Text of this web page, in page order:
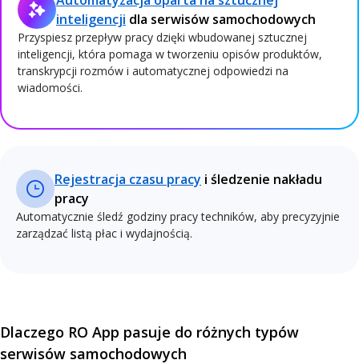
inteligencji dla serwisów samochodowych
Przyspiesz przepływ pracy dzięki wbudowanej sztucznej
inteligencji, która pomaga w tworzeniu opisów produktów,
transkrypcji rozmów i automatycznej odpowiedzi na
wiadomości.
Rejestracja czasu pracy i śledzenie nakładu
pracy
Automatycznie śledź godziny pracy techników, aby precyzyjnie
zarządzać listą płac i wydajnością.
Dlaczego RO App pasuje do różnych typów
serwisów samochodowych